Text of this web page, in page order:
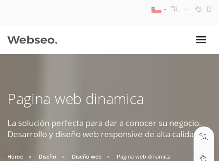
Pagina web dinamica
La solución perfecta para dar a conocer su negocio.
Desarrollo y diseño web responsive de alta calidad.
Home Diseño Diseño web Pagina web dinamica
09:30 AM A 18:30 PM
soporte@webseo.cl